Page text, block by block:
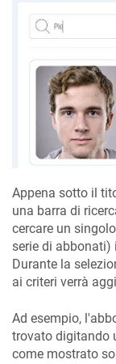
Appena sotto il
una barra di
cercare un
serie di abbonati)
Durante la
ai criteri verrà
Ad esempio,
trovato digitando
come mostrato